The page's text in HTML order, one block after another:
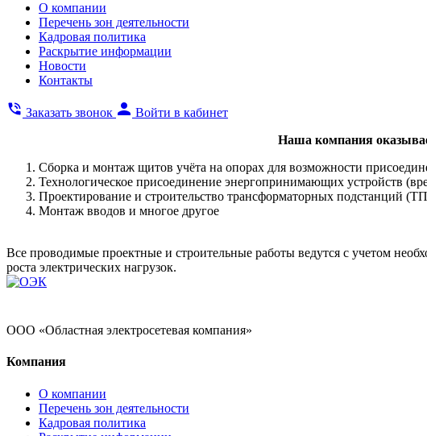
О компании
Перечень зон деятельности
Кадровая политика
Раскрытие информации
Новости
Контакты
Заказать звонок
Войти в кабинет
Наша компания
Сборка и монтаж щитов учёта на опорах для возможности
Технологическое присоединение энергопринимающих устройств
Проектирование и строительство трансформаторных подстанций
Монтаж вводов и многое другое
Все проводимые проектные и строительные работы ведутся с учетом
роста электрических нагрузок.
ООО «Областная электросетевая компания»
Компания
О компании
Перечень зон деятельности
Кадровая политика